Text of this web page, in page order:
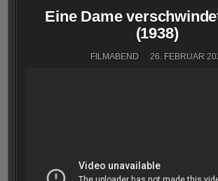
Eine Dame
(1938)
FILMABEND 26. FEBRUAR